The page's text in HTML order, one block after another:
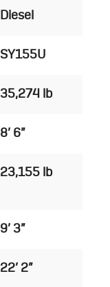
Diesel
SY155U
35,274 lb
8’ 6”
23,155 lb
9’ 3”
22’ 2”